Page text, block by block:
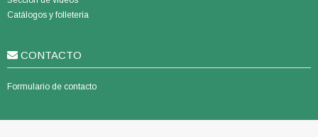
Catálogos y folletería
CONTACTO
Formulario de contacto